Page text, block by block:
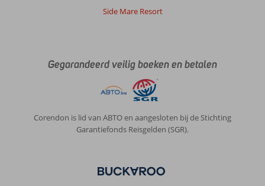
Side Mare Resort
Gegarandeerd veilig boeken en betalen
Corendon is lid van ABTO en aangesloten bij de Stichting
Garantiefonds Reisgelden (SGR).